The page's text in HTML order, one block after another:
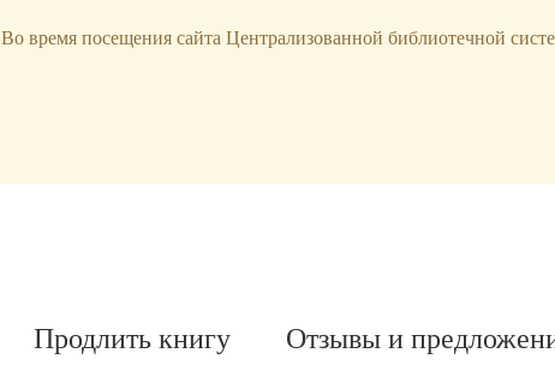
bibl-serv@mail.ru
Продлить книгу Отзывы и
Во время посещения сайта Централизованной библиотечной